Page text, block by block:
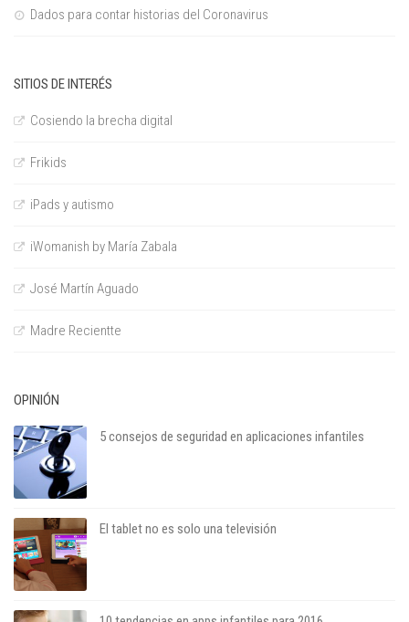
Dados para contar historias del Coronavirus
SITIOS DE INTERÉS
Cosiendo la brecha digital
Frikids
iPads y autismo
iWomanish by María Zabala
José Martín Aguado
Madre Recientte
OPINIÓN
5 consejos de seguridad en aplicaciones infantiles
El tablet no es solo una televisión